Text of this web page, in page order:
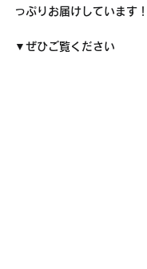
っぷりお届けしています！
▼ぜひご覧ください